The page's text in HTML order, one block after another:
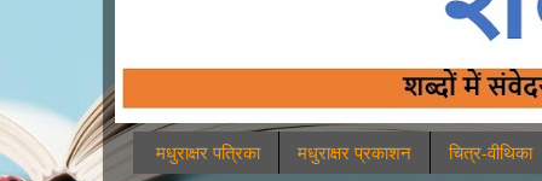
मधुराक्षर पत्रिका मधुराक्षर प्रकाशन चित्र-वीथिका